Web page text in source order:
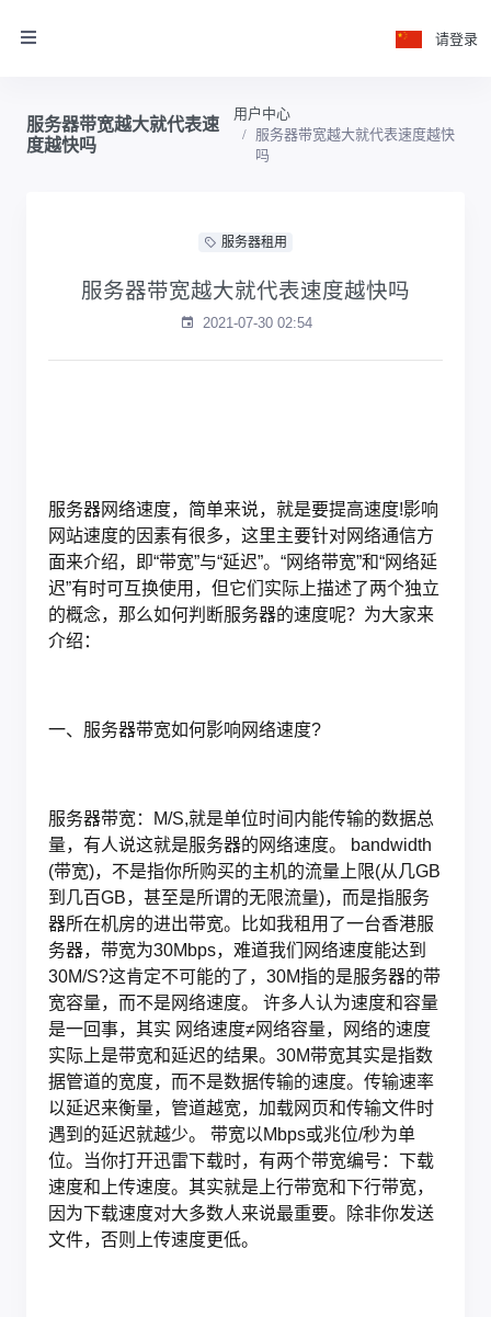
请登录
服务器带宽越大就代表速
度越快吗
用户中心
服务器带宽越大就代表速度越快
吗
服务器租用
服务器带宽越大就代表速度越快吗
2021-07-30 02:54
服务器网络速度，简单来说，就是要提高速度!影响
网站速度的因素有很多，这里主要针对网络通信方
面来介绍，即“带宽”与“延迟”。“网络带宽”和“网络延
迟”有时可互换使用，但它们实际上描述了两个独立
的概念，那么如何判断服务器的速度呢？为大家来
介绍：
一、服务器带宽如何影响网络速度?
服务器带宽：M/S,就是单位时间内能传输的数据总
量，有人说这就是服务器的网络速度。 bandwidth
(带宽)，不是指你所购买的主机的流量上限(从几GB
到几百GB，甚至是所谓的无限流量)，而是指服务
器所在机房的进出带宽。比如我租用了一台香港服
务器，带宽为30Mbps，难道我们网络速度能达到
30M/S?这肯定不可能的了，30M指的是服务器的带
宽容量，而不是网络速度。 许多人认为速度和容量
是一回事，其实 网络速度≠网络容量，网络的速度
实际上是带宽和延迟的结果。30M带宽其实是指数
据管道的宽度，而不是数据传输的速度。传输速率
以延迟来衡量，管道越宽，加载网页和传输文件时
遇到的延迟就越少。 带宽以Mbps或兆位/秒为单
位。当你打开迅雷下载时，有两个带宽编号：下载
速度和上传速度。其实就是上行带宽和下行带宽，
因为下载速度对大多数人来说最重要。除非你发送
文件，否则上传速度更低。